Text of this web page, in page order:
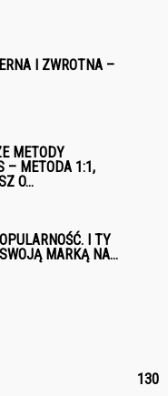
I ZWROTNA –
METODY
– METODA 1:1,
O...
I TY
MARKĄ NA...
130